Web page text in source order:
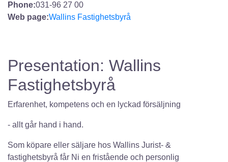
Phone:031-96 27 00
Web page:Wallins Fastighetsbyrå
Presentation: Wallins
Fastighetsbyrå
Erfarenhet, kompetens och en lyckad försäljning
- allt går hand i hand.
Som köpare eller säljare hos Wallins Jurist- &
fastighetsbyrå får Ni en fristående och personlig